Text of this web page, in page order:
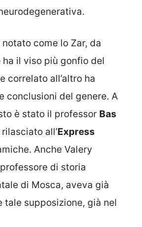
come lo Zar, da
il viso più gonfio del
correlato all’altro ha
conclusioni del genere. A
è stato il professor Bas
all’Express
Anche Valery
di storia
di Mosca, aveva già
tale supposizione, già nel